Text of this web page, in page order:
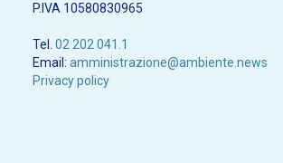
P.IVA 10580830965
Tel. 02 202 041.1
Email: amministrazione@ambiente.news
Privacy policy